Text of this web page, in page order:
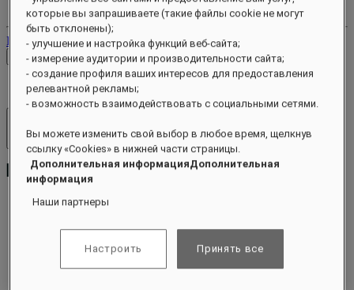
Ваши бронирования
Выйти
Проверить тарифы
Отели и курорты
Открыть меню
О программе
Питание
Велнес
которые вы запрашиваете (такие файлы cookie не могут
быть отклонены);
- улучшение и настройка функций веб-сайта;
- измерение аудитории и производительности сайта;
- создание профиля ваших интересов для предоставления
релевантной рекламы;
- возможность взаимодействовать с социальными сетями.
Вы можете изменить свой выбор в любое время, щелкнув
ссылку «Cookies» в нижней части страницы.
Дополнительная информацияДополнительная
информация
Наши партнеры
Настроить Принять все